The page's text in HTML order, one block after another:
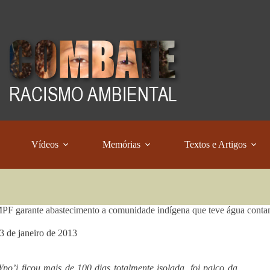
Vídeos Memórias Textos e Artigos
garante abastecimento a comunidade indígena que teve água
de janeiro de 2013
ficou mais de 100 dias totalmente isolada, foi palco da